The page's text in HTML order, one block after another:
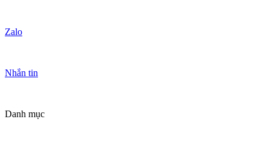
Zalo
Nhắn tin
Danh mục